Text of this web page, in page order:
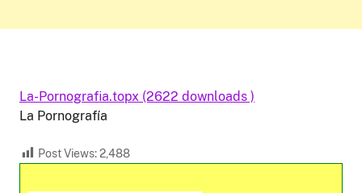
La-Pornografia.topx (2622 downloads )
La Pornografía
Post Views:2,488